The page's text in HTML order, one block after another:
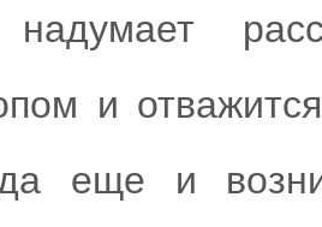
надумает
и
еще и